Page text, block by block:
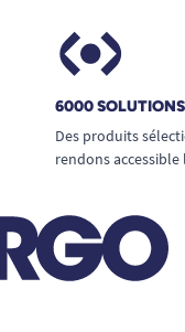
6000
Des produits
rendons